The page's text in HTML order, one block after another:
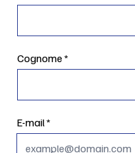
Cognome
E-mail